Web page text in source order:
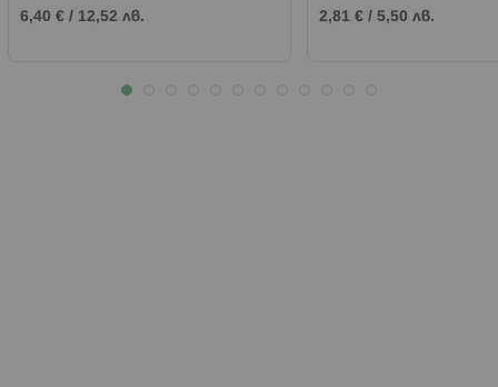
6,40 € / 12,52 лв.
2,81 € / 5,50 лв.